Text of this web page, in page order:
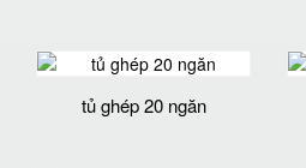
tủ ghép 20 ngăn